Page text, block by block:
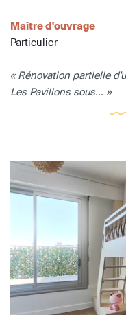
Maître d'ouvrage
Particulier
« Rénovation partielle
Les Pavillons sous... »